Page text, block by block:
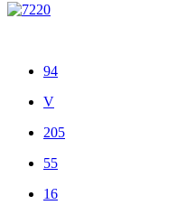
94
V
205
55
16